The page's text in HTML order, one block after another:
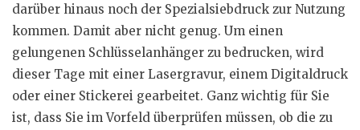
darüber hinaus noch der Spezialsiebdruck zur Nutzung
kommen. Damit aber nicht genug. Um einen
gelungenen Schlüsselanhänger zu bedrucken, wird
dieser Tage mit einer Lasergravur, einem Digitaldruck
oder einer Stickerei gearbeitet. Ganz wichtig für Sie
ist, dass Sie im Vorfeld überprüfen müssen, ob die zu